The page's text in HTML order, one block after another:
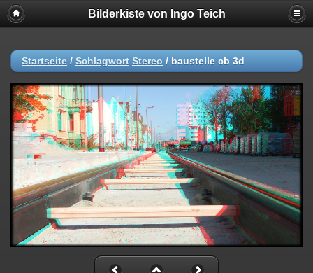
Bilderkiste von Ingo Teich
Startseite / Schlagwort Stereo / baustelle cb 3d